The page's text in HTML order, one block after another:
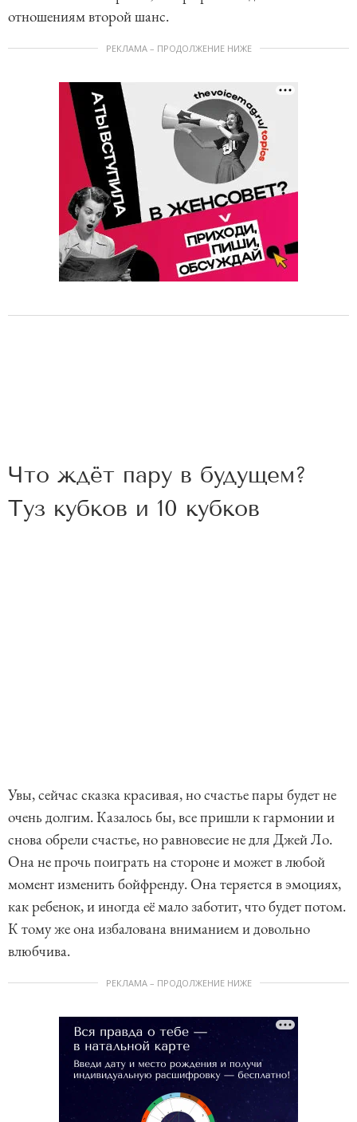
отношениям второй шанс.
РЕКЛАМА – ПРОДОЛЖЕНИЕ НИЖЕ
Что ждёт пару в будущем?
Туз кубков и 10 кубков
Увы, сейчас сказка красивая, но счастье пары будет не
очень долгим. Казалось бы, все пришли к гармонии и
снова обрели счастье, но равновесие не для Джей Ло.
Она не прочь поиграть на стороне и может в любой
момент изменить бойфренду. Она теряется в эмоциях,
как ребенок, и иногда её мало заботит, что будет потом.
К тому же она избалована вниманием и довольно
влюбчива.
РЕКЛАМА – ПРОДОЛЖЕНИЕ НИЖЕ